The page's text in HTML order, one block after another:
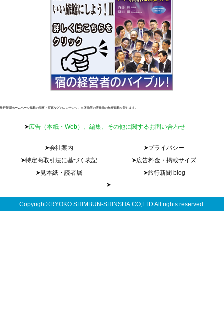
旅行新聞ホームページ掲載の記事・写真などのコンテンツ、出版物等の著作物の無断転載を禁じます。
広告（本紙・Web）、編集、その他に関するお問い合わせ
会社案内
プライバシー
特定商取引法に基づく表記
広告料金・掲載サイズ
見本紙・読者層
旅行新聞 blog
Copyright©RYOKO SHIMBUN-SHINSHA.CO,LTD All rights reserved.